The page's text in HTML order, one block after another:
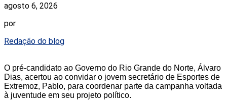
agosto 6, 2026
por
Redação do blog
O pré-candidato ao Governo do Rio Grande do Norte, Álvaro
Dias, acertou ao convidar o jovem secretário de Esportes de
Extremoz, Pablo, para coordenar parte da campanha voltada
à juventude em seu projeto político.